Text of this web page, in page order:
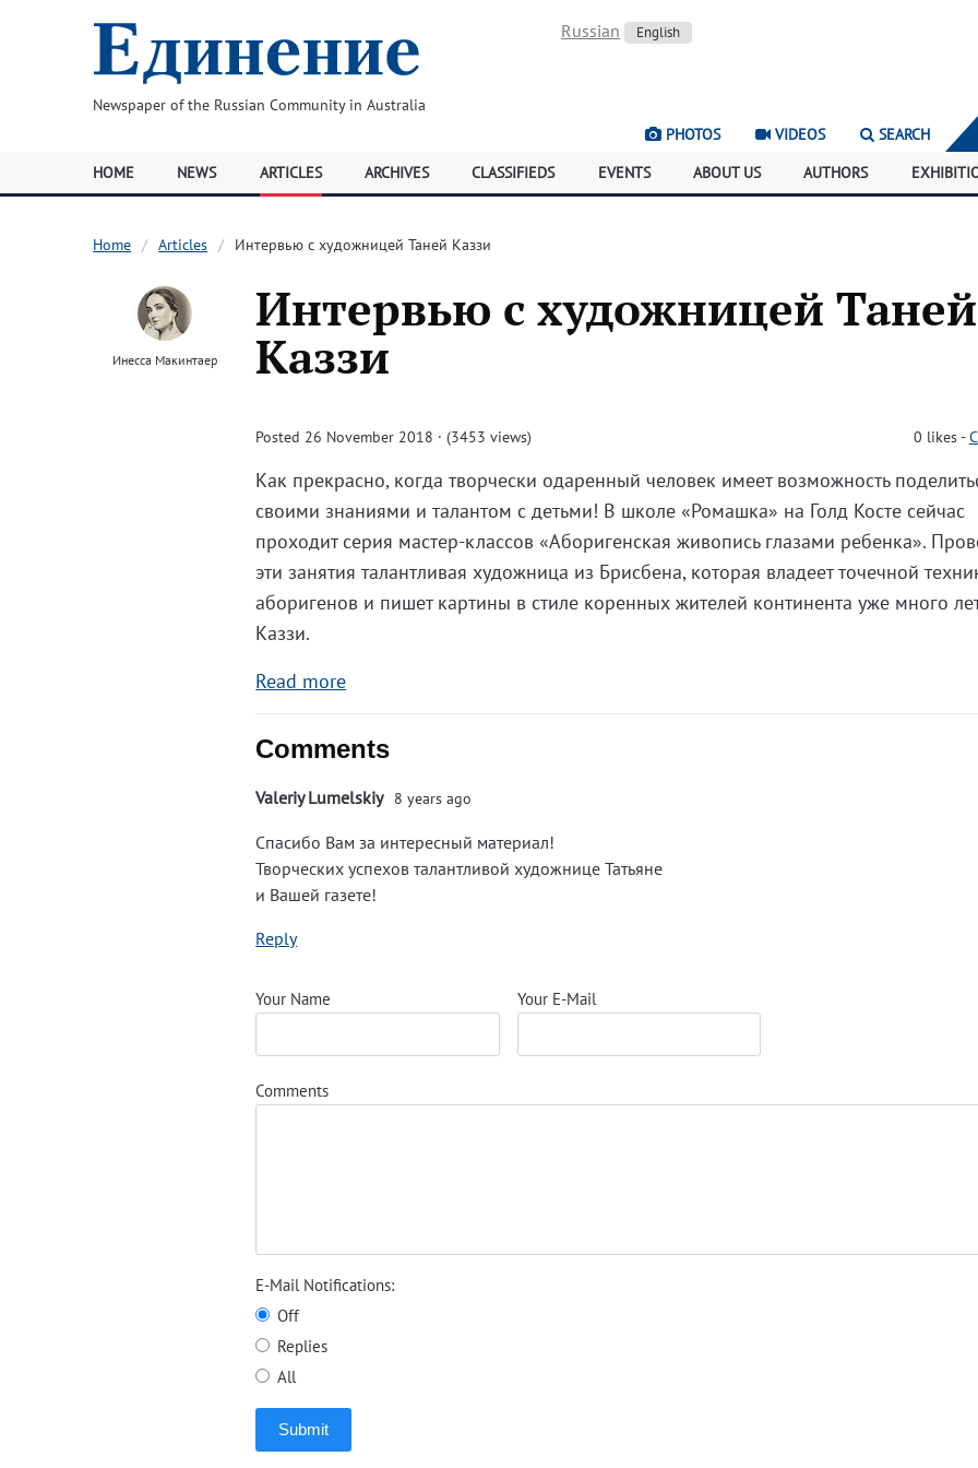
Newspaper of the Russian Community in Australia
Russian English
PHOTOS VIDEOS SEARCH
HOME NEWS ARTICLES ARCHIVES CLASSIFIEDS EVENTS ABOUT US AUTHORS
Home Articles Интервью с художницей Таней Каззи
Инесса Макинтаер
Интервью с художницей Таней
Каззи
Posted 26 November 2018 · (3453 views) 0 likes-
Как прекрасно, когда творчески одаренный человек имеет возможность
своими знаниями и талантом с детьми! В школе «Ромашка» на Голд Косте сейчас
проходит серия мастер-классов «Аборигенская живопись глазами ребенка».
эти занятия талантливая художница из Брисбена, которая владеет точечной
аборигенов и пишет картины в стиле коренных жителей континента уже много
Каззи.
Read more
Comments
Valeriy Lumelskiy 8 years ago
Спасибо Вам за интересный материал!
Творческих успехов талантливой художнице Татьяне
и Вашей газете!
Reply
Your Name Your E-Mail
Comments
E-Mail Notifications:
Off
Replies
All
Submit